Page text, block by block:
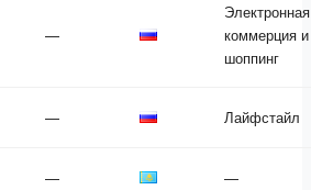
—
Электронная
коммерция и
шоппинг
— Лайфстайл
— —